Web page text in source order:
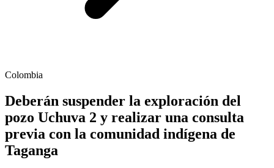
Colombia
Deberán suspender la exploración del
pozo Uchuva 2 y realizar una consulta
previa con la comunidad indígena de
Taganga